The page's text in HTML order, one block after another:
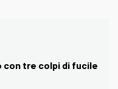
con tre colpi di fucile